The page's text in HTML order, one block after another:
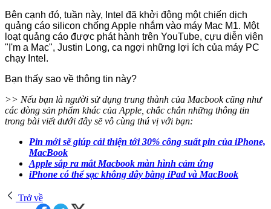
Bên cạnh đó, tuần này, Intel đã khởi động một chiến dịch
quảng cáo silicon chống Apple nhắm vào máy Mac ‌M1‌. Một
loạt quảng cáo được phát hành trên YouTube, cựu diễn viên
"I'm a Mac", Justin Long, ca ngợi những lợi ích của máy PC
chạy Intel.
Bạn thấy sao về thông tin này?
>> Nếu bạn là người sử dụng trung thành của Macbook cũng như
các dòng sản phẩm khác của Apple, chắc chắn những thông tin
trong bài viết dưới đây sẽ vô cùng thú vị với bạn:
Pin mới sẽ giúp cải thiện tới 30% công suất pin của iPhone,
MacBook
Apple sắp ra mắt Macbook màn hình cảm ứng
iPhone có thể sạc không dây bằng iPad và MacBook
Trở về